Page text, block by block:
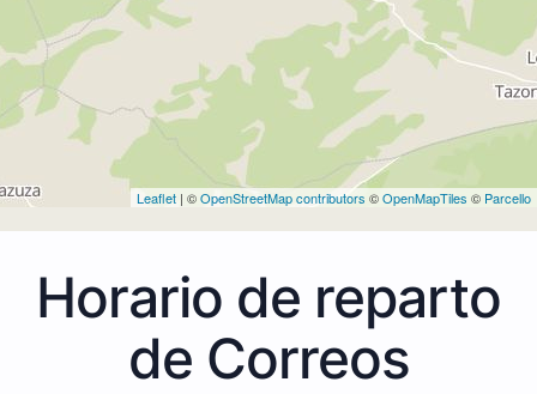
Leaflet | ©OpenStreetMap contributors ©OpenMapTiles © Parcello
Horario de reparto
de Correos